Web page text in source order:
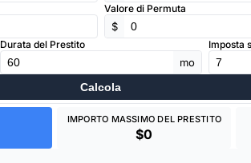
Valore di Permuta
$
Durata del Prestito
mo
Imposta
Calcola
IMPORTO MASSIMO DEL PRESTITO
$0